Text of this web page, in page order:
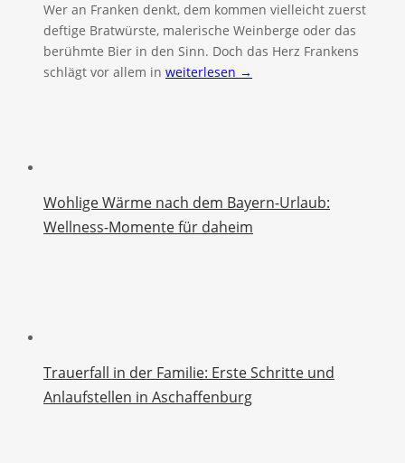
Wer an Franken denkt, dem kommen vielleicht zuerst
deftige Bratwürste, malerische Weinberge oder das
berühmte Bier in den Sinn. Doch das Herz Frankens
schlägt vor allem in weiterlesen →
Wohlige Wärme nach dem Bayern-Urlaub:
Wellness-Momente für daheim
Trauerfall in der Familie: Erste Schritte und
Anlaufstellen in Aschaffenburg